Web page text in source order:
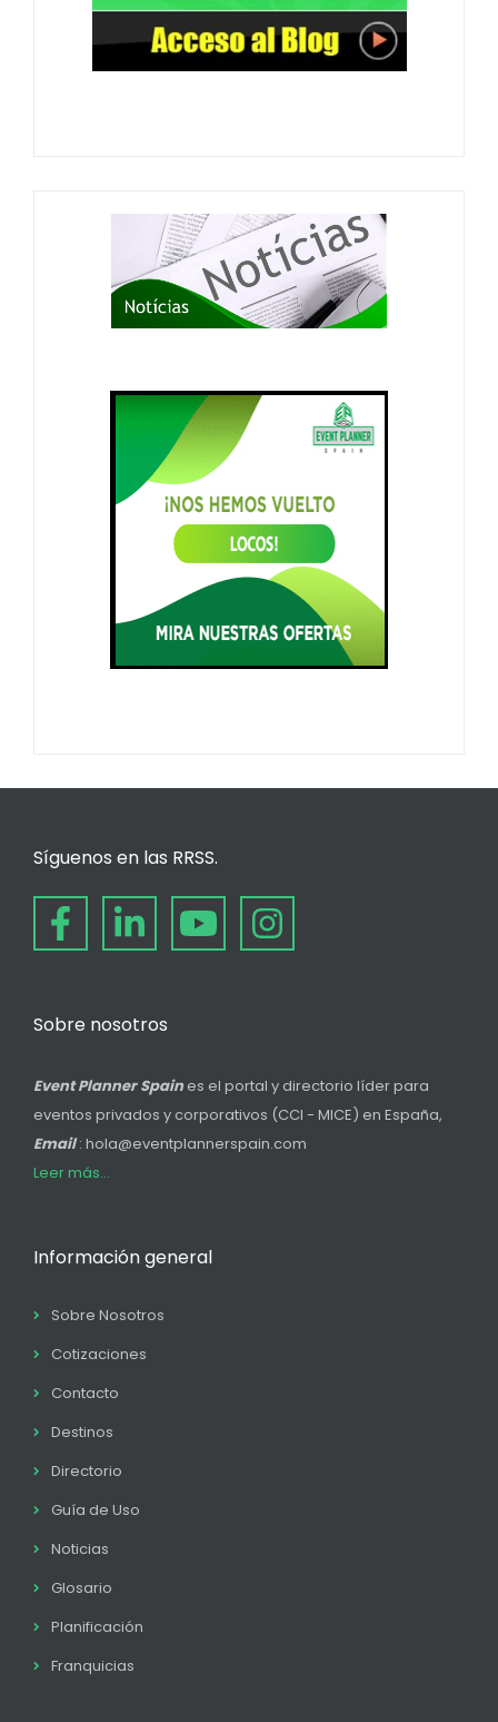
Síguenos en las RRSS.
Sobre nosotros
Event Planner Spain es el portal y directorio líder para
eventos privados y corporativos (CCI - MICE) en España,
Email: hola@eventplannerspain.com
Leer más...
Información general
Sobre Nosotros
Cotizaciones
Contacto
Destinos
Directorio
Guía de Uso
Noticias
Glosario
Planificación
Franquicias